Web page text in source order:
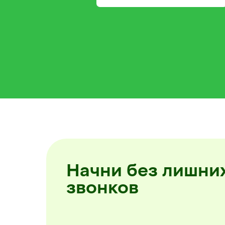
Начни без
звонков